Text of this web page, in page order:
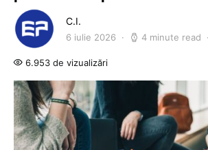
C.I.
6 iulie 2026 4 minute read
6.953 de vizualizări